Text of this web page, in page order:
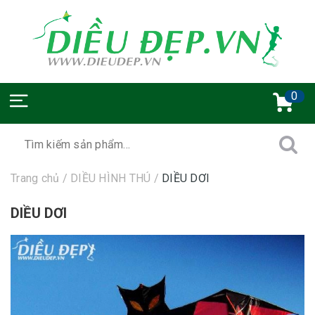
0
Trang chủ / DIỀU HÌNH THÚ / DIỀU DƠI
DIỀU DƠI